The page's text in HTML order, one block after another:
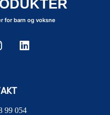
for barn og voksne
99 054